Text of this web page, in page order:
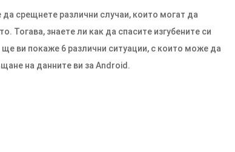
срещнете различни случаи, които могат да
Тогава, знаете ли как да спасите изгубените си
ви покаже 6 различни ситуации, с които може да
на данните ви за Android.